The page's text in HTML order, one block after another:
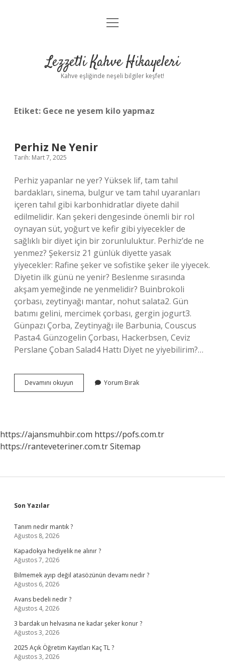
Anasayfa
Yasal Uyarı
menüyü
Lezzetli Kahve Hikayeleri
Kahve eşliğinde neşeli bilgiler keşfet!
Etiket: Gece ne yesem kilo yapmaz
Perhiz Ne Yenir
Tarih: Mart 7, 2025
Perhiz yapanlar ne yer? Yüksek lif, tam tahıl
bardakları, sinema, bulgur ve tam tahıl uyaranları
içeren tahıl gibi karbonhidratlar diyete dahil
edilmelidir. Kan şekeri dengesinde önemli bir rol
oynayan süt, yoğurt ve kefir gibi yiyecekler de
sağlıklı bir diyet için bir zorunluluktur. Perhiz’de ne
yenmez? Şekersiz 21 günlük diyette yasak
yiyecekler: Rafine şeker ve sofistike şeker ile yiyecek.
Diyetin ilk günü ne yenir? Beslenme sırasında
akşam yemeğinde ne yenmelidir? Buinbrokoli
çorbası, zeytinyağı mantar, nohut salata2. Gün
batımı gelini, mercimek çorbası, gergin jogurt3.
Günpazı Çorba, Zeytinyağı ile Barbunia, Couscus
Pasta4. Günzogelin Çorbası, Hackerbsen, Ceviz
Perslane Çoban Salad4 Hattı Diyet ne yiyebilirim?…
Devamını okuyun
Ne
Yorum Bırak
https://ajansmuhbir.com https://pofs.com.tr
https://ranteveteriner.com.trSitemap
Sidebar
Son Yazılar
Tanım nedir mantık ?
Ağustos 8, 2026
Kapadokya hediyelik ne alınır ?
Ağustos 7, 2026
Bilmemek ayıp değil atasözünün devamı nedir ?
Ağustos 6, 2026
Avans bedeli nedir ?
Ağustos 4, 2026
3 bardak un helvasına ne kadar şeker konur ?
Ağustos 3, 2026
2025 Açık Öğretim Kayıtları Kaç TL ?
Ağustos 3, 2026